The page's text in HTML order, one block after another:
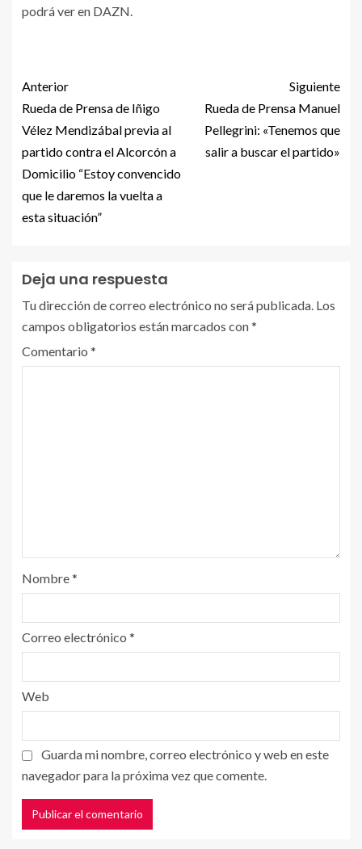
podrá ver en DAZN.
Anterior
Rueda de Prensa de Iñigo
Vélez Mendizábal previa al
partido contra el Alcorcón a
Domicilio “Estoy convencido
que le daremos la vuelta a
esta situación”
Siguiente
Rueda de Prensa Manuel
Pellegrini: «Tenemos que
salir a buscar el partido»
Deja una respuesta
Tu dirección de correo electrónico no será publicada. Los
campos obligatorios están marcados con*
Comentario *
Nombre*
Correo electrónico *
Web
Guarda mi nombre, correo electrónico y web en este
navegador para la próxima vez que comente.